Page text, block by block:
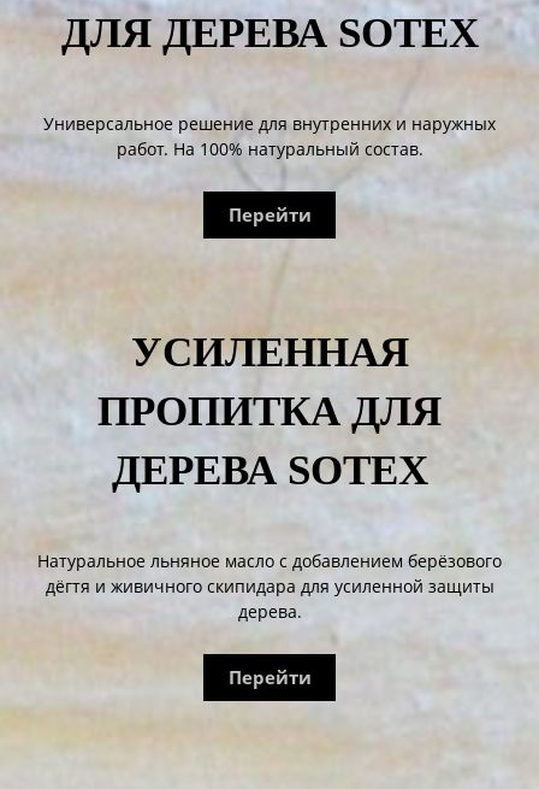
ДЛЯ ДЕРЕВА SOTEX
Универсальное решение для внутренних и наружных
работ. На 100% натуральный состав.
Перейти
УСИЛЕННАЯ
ПРОПИТКА ДЛЯ
ДЕРЕВА SOTEX
Натуральное льняное масло с добавлением берёзового
дёгтя и живичного скипидара для усиленной защиты
дерева.
Перейти